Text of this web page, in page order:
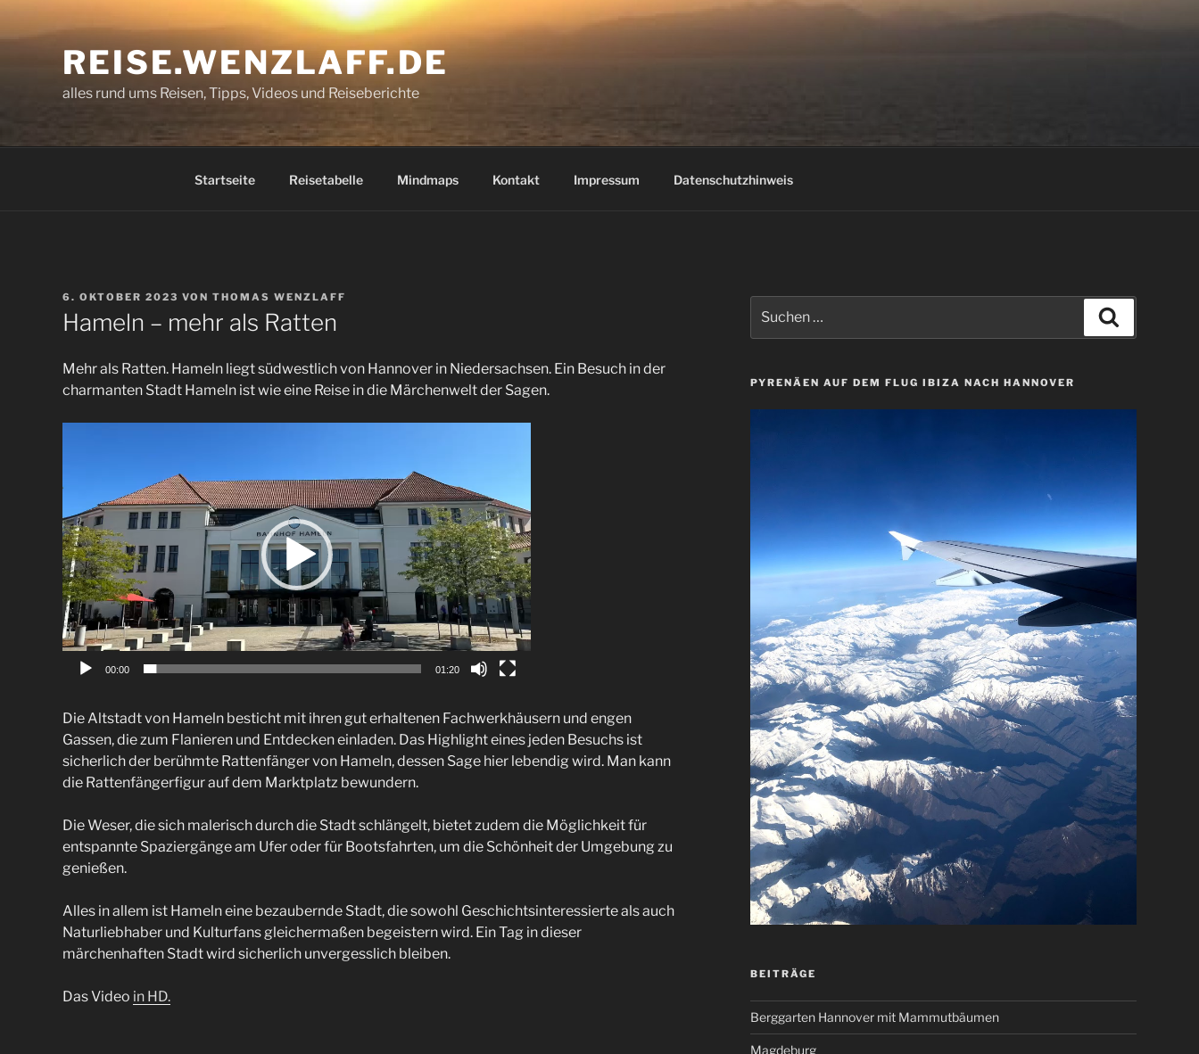
Inhalt
REISE.WENZLAFF.DE
alles rund ums Reisen, Tipps, Videos und Reiseberichte
Startseite Reisetabelle Mindmaps Kontakt Impressum Datenschutzhinweis
VERÖFFENTLICHT
AM
6. OKTOBER 2023 VON THOMAS WENZLAFF
Hameln – mehr als Ratten
Mehr als Ratten. Hameln liegt südwestlich von Hannover in Niedersachsen. Ein Besuch in der
charmanten Stadt Hameln ist wie eine Reise in die Märchenwelt der Sagen.
00:00 01:20
Die Altstadt von Hameln besticht mit ihren gut erhaltenen Fachwerkhäusern und engen
Gassen, die zum Flanieren und Entdecken einladen. Das Highlight eines jeden Besuchs ist
sicherlich der berühmte Rattenfänger von Hameln, dessen Sage hier lebendig wird. Man kann
die Rattenfängerfigur auf dem Marktplatz bewundern.
Die Weser, die sich malerisch durch die Stadt schlängelt, bietet zudem die Möglichkeit für
entspannte Spaziergänge am Ufer oder für Bootsfahrten, um die Schönheit der Umgebung zu
genießen.
Alles in allem ist Hameln eine bezaubernde Stadt, die sowohl Geschichtsinteressierte als auch
Naturliebhaber und Kulturfans gleichermaßen begeistern wird. Ein Tag in dieser
märchenhaften Stadt wird sicherlich unvergesslich bleiben.
Das Video in HD.
nach:
PYRENÄEN AUF DEM FLUG IBIZA NACH HANNOVER
BEITRÄGE
Berggarten Hannover mit Mammutbäumen
Magdeburg